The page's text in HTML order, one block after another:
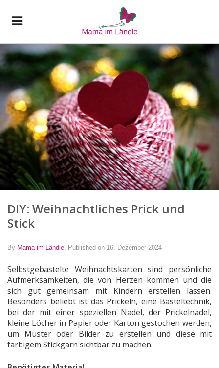
DIY: Weihnachtliches Prick und
Stick
By Mama im Ländle Published on 16. Dezember 2024
Selbstgebastelte Weihnachtskarten sind persönliche
Aufmerksamkeiten, die von Herzen kommen und die
sich gut gemeinsam mit Kindern erstellen lassen.
Besonders beliebt ist das Prickeln, eine Basteltechnik,
bei der mit einer speziellen Nadel, der Prickelnadel,
kleine Löcher in Papier oder Karton gestochen werden,
um Muster oder Bilder zu erstellen und diese mit
farbigem Stickgarn sichtbar zu machen.